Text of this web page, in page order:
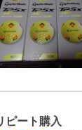
ピート購入